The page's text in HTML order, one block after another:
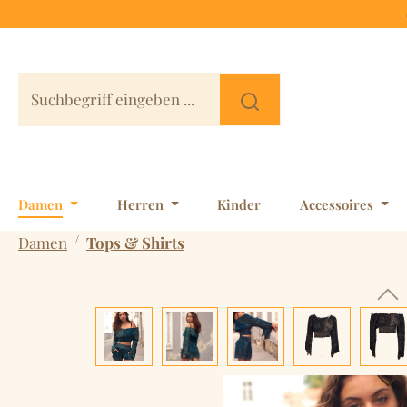
Damen Herren Kinder Accessoires
Damen / Tops & Shirts
Bildergalerie überspringen